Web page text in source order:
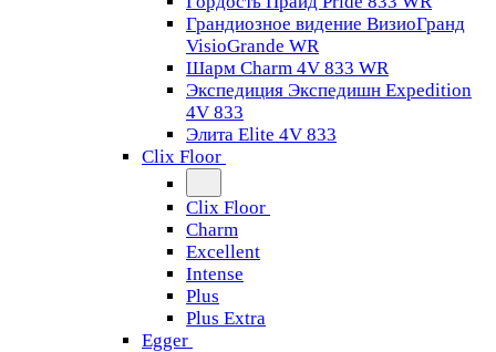
Грандиозное видение ВизиоГранд
VisioGrande WR
Шарм Charm 4V 833 WR
Экспедиция Экспедишн Expedition
4V 833
Элита Elite 4V 833
Clix Floor
Clix Floor
Charm
Excellent
Intense
Plus
Plus Extra
Egger